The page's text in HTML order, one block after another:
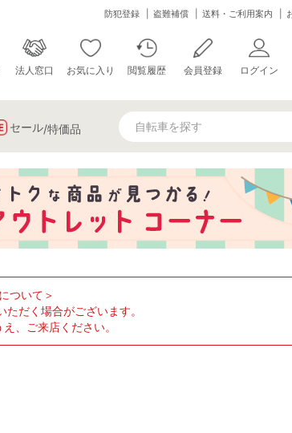
防犯登録 盗難補償 送料・ご利用案内
法人窓口 お気に入り 閲覧履歴 会員登録 ログイン
セール/特価品
ついて＞
だく場合がございます。
、ご来店ください。